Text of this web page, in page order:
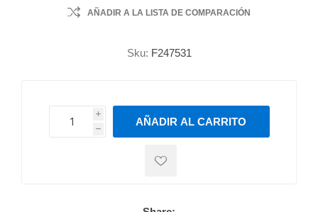
AÑADIR A LA LISTA DE COMPARACIÓN
Sku: F247531
i
h
h
AÑADIR AL CARRITO